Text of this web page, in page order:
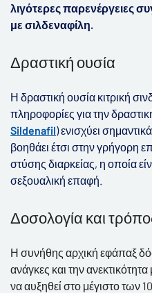
λιγότερεςπαρενέργειες
μεσιλδεναφίλη.
Δραστική ουσία
Η δραστική ουσία κιτρική
πληροφορίες γιατην
Sildenafil)ενισχύει σημαντικά
βοηθάει έτσι στηνγρήγορη
στύσης διαρκείας, η οποία
σεξουαλική επαφή.
Δοσολογία και
Η συνήθης αρχική εφάπαξ
ανάγκες και την
να αυξηθεί στο μέγιστο των